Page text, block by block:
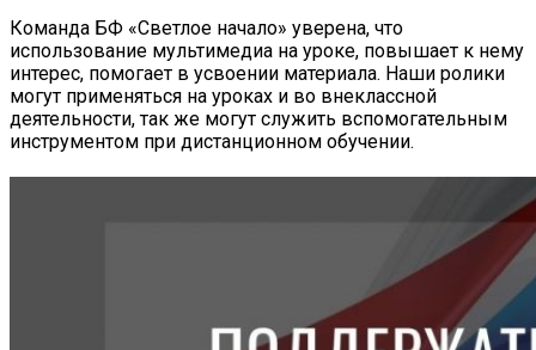
Команда БФ «Светлое начало» уверена, что
использование мультимедиа на уроке, повышает к нему
интерес, помогает в усвоении материала. Наши ролики
могут применяться на уроках и во внеклассной
деятельности, так же могут служить вспомогательным
инструментом при дистанционном обучении.